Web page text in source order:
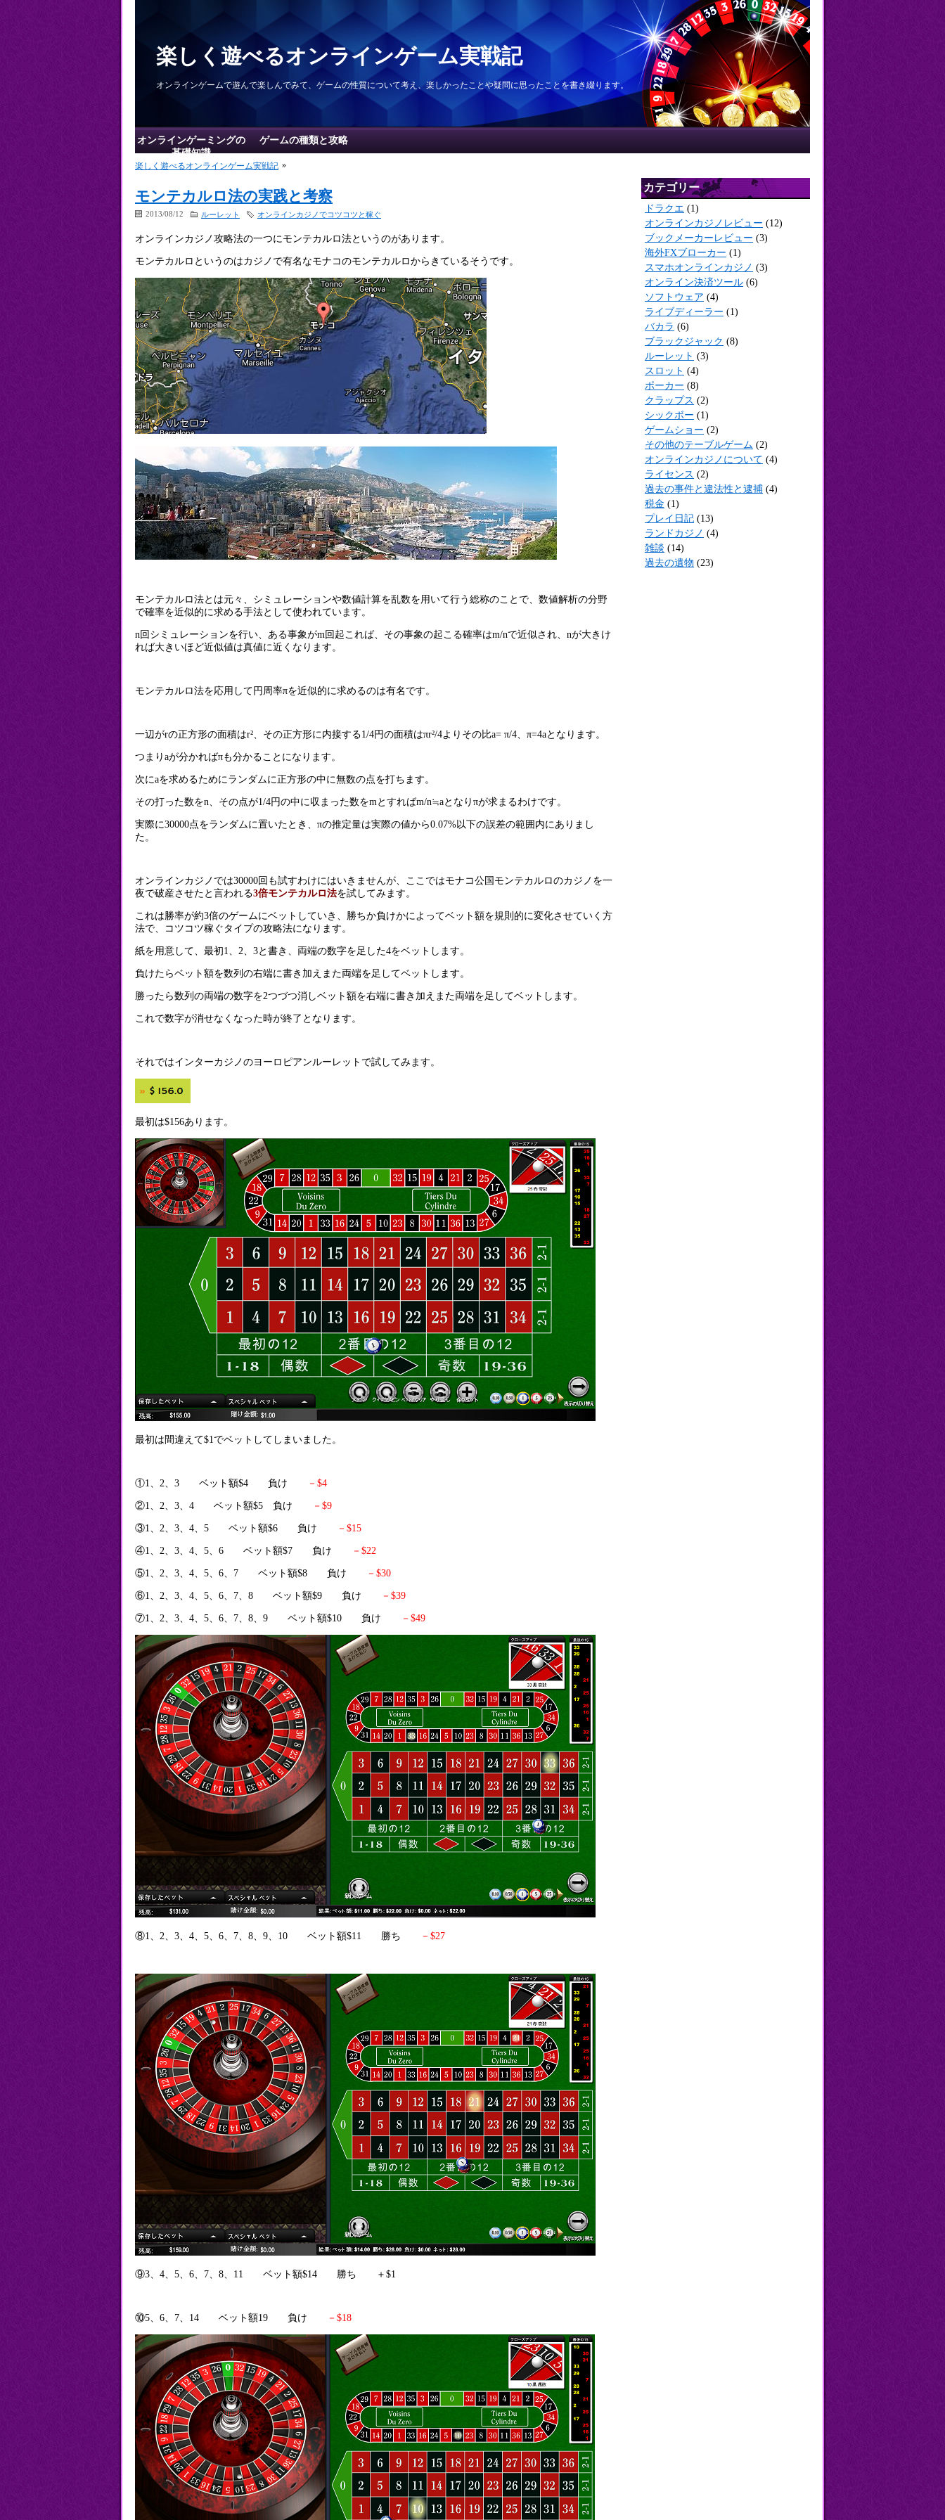
楽しく遊べるオンラインゲーム実戦記
オンラインゲームで遊んで楽しんでみて、ゲームの性質について考え、楽しかったことや疑問に思ったことを書き綴ります。
オンラインゲーミングの
基礎知識
ゲームの種類と攻略
楽しく遊べるオンラインゲーム実戦記 »
モンテカルロ法の実践と考察
2013/08/12 ルーレット オンラインカジノでコツコツと稼ぐ
オンラインカジノ攻略法の一つにモンテカルロ法というのがあります。
モンテカルロというのはカジノで有名なモナコのモンテカルロからきているそうです。
モンテカルロ法とは元々、シミュレーションや数値計算を乱数を用いて行う総称のことで、数値解析の分野
で確率を近似的に求める手法として使われています。
n回シミュレーションを行い、ある事象がm回起これば、その事象の起こる確率はm/nで近似され、nが大きけ
れば大きいほど近似値は真値に近くなります。
モンテカルロ法を応用して円周率πを近似的に求めるのは有名です。
一辺がrの正方形の面積はr²、その正方形に内接する1/4円の面積はπr²/4よりその比a= π/4、π=4aとなります。
つまりaが分かればπも分かることになります。
次にaを求めるためにランダムに正方形の中に無数の点を打ちます。
その打った数をn、その点が1/4円の中に収まった数をmとすればm/n≒aとなりπが求まるわけです。
実際に30000点をランダムに置いたとき、πの推定量は実際の値から0.07%以下の誤差の範囲内にありまし
た。
オンラインカジノでは30000回も試すわけにはいきませんが、ここではモナコ公国モンテカルロのカジノを一
夜で破産させたと言われる3倍モンテカルロ法を試してみます。
これは勝率が約3倍のゲームにベットしていき、勝ちか負けかによってベット額を規則的に変化させていく方
法で、コツコツ稼ぐタイプの攻略法になります。
紙を用意して、最初1、2、3と書き、両端の数字を足した4をベットします。
負けたらベット額を数列の右端に書き加えまた両端を足してベットします。
勝ったら数列の両端の数字を2つづつ消しベット額を右端に書き加えまた両端を足してベットします。
これで数字が消せなくなった時が終了となります。
それではインターカジノのヨーロピアンルーレットで試してみます。
最初は$156あります。
最初は間違えて$1でベットしてしまいました。
①1、2、3 ベット額$4 負け －$4
②1、2、3、4 ベット額$5 負け －$9
③1、2、3、4、5 ベット額$6 負け －$15
④1、2、3、4、5、6 ベット額$7 負け －$22
⑤1、2、3、4、5、6、7 ベット額$8 負け －$30
⑥1、2、3、4、5、6、7、8 ベット額$9 負け －$39
⑦1、2、3、4、5、6、7、8、9 ベット額$10 負け －$49
⑧1、2、3、4、5、6、7、8、9、10 ベット額$11 勝ち －$27
⑨3、4、5、6、7、8、11 ベット額$14 勝ち ＋$1
⑩5、6、7、14 ベット額19 負け －$18
カテゴリー
ドラクエ (1)
オンラインカジノレビュー (12)
ブックメーカーレビュー (3)
海外FXブローカー (1)
スマホオンラインカジノ (3)
オンライン決済ツール (6)
ソフトウェア (4)
ライブディーラー (1)
バカラ (6)
ブラックジャック (8)
ルーレット (3)
スロット (4)
ポーカー (8)
クラップス (2)
シックボー (1)
ゲームショー (2)
その他のテーブルゲーム (2)
オンラインカジノについて (4)
ライセンス (2)
過去の事件と違法性と逮捕 (4)
税金 (1)
プレイ日記 (13)
ランドカジノ (4)
雑談 (14)
過去の遺物 (23)